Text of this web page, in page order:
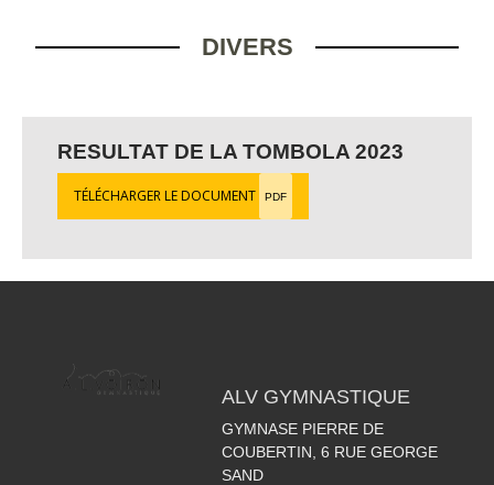
DIVERS
RESULTAT DE LA TOMBOLA 2023
TÉLÉCHARGER LE DOCUMENT PDF
ALV GYMNASTIQUE
GYMNASE PIERRE DE
COUBERTIN, 6 RUE GEORGE
SAND